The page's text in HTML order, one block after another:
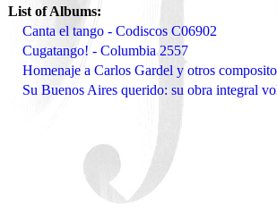
List of Albums:
Canta el tango - Codiscos C06902
Cugatango! - Columbia 2557
Homenaje a Carlos Gardel y otros
Su Buenos Aires querido: su obra integral